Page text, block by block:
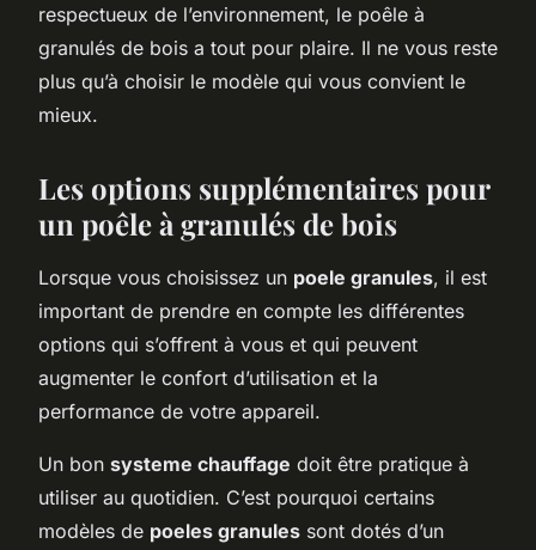
respectueux de l’environnement, le poêle à
granulés de bois a tout pour plaire. Il ne vous reste
plus qu’à choisir le modèle qui vous convient le
mieux.
Les options supplémentaires pour
un poêle à granulés de bois
Lorsque vous choisissez un poele granules, il est
important de prendre en compte les différentes
options qui s’offrent à vous et qui peuvent
augmenter le confort d’utilisation et la
performance de votre appareil.
Un bon systeme chauffage doit être pratique à
utiliser au quotidien. C’est pourquoi certains
modèles de poeles granules sont dotés d’un